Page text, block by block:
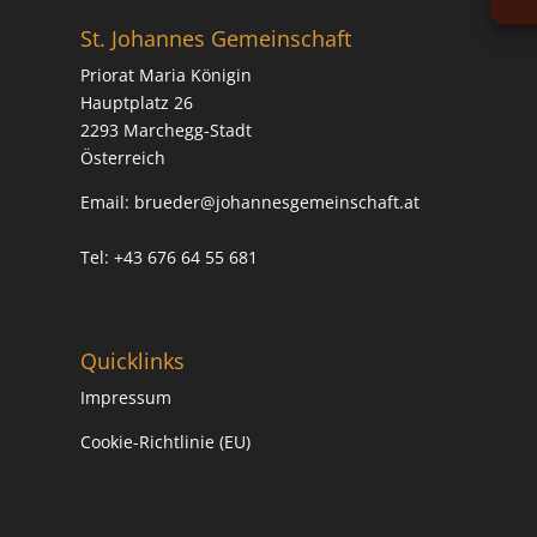
St. Johannes Gemeinschaft
Priorat Maria Königin
Hauptplatz 26
2293 Marchegg-Stadt
Österreich
Email: brueder@johannesgemeinschaft.at
Tel: +43 676 64 55 681
Quicklinks
Impressum
Cookie-Richtlinie (EU)